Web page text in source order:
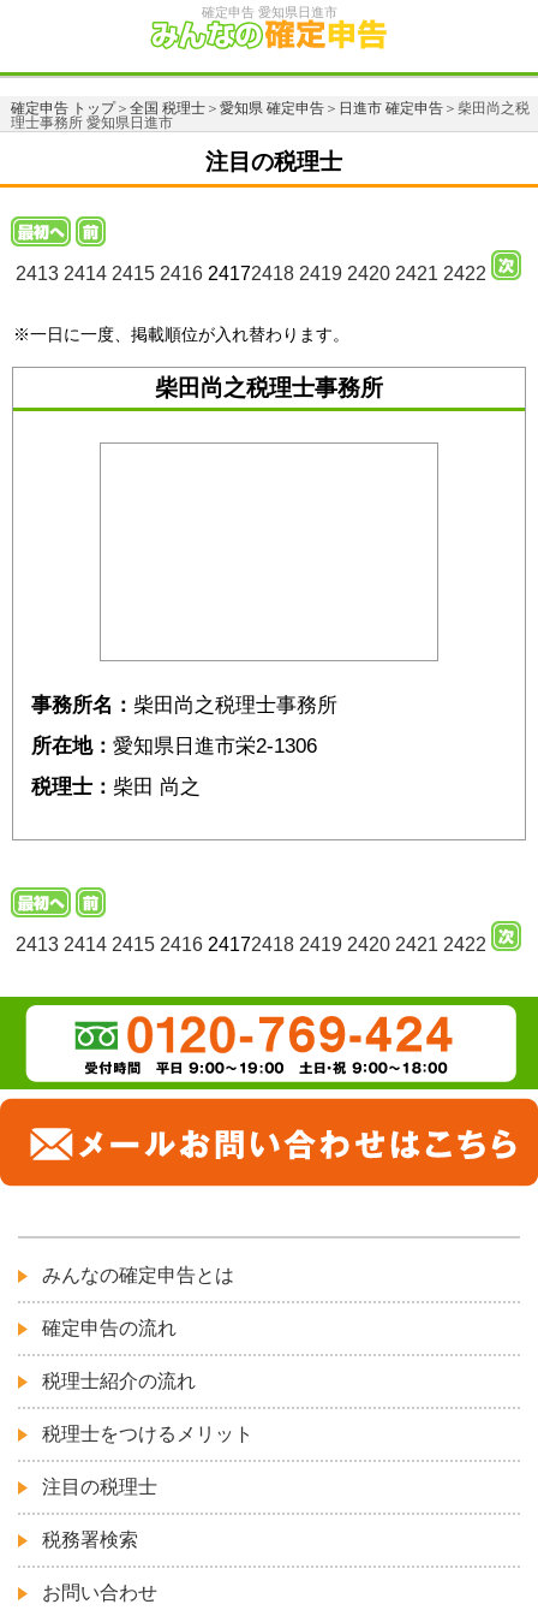
確定申告 愛知県日進市
確定申告 トップ＞ 全国 税理士＞ 愛知県 確定申告＞ 日進市 確定申告＞柴田尚之税
理士事務所 愛知県日進市
注目の税理士
2413 2414 2415 241624172418 2419 2420 2421 2422
※一日に一度、掲載順位が入れ替わります。
柴田尚之税理士事務所
事務所名： 柴田尚之税理士事務所
所在地： 愛知県日進市栄2-1306
税理士： 柴田 尚之
2413 2414 2415 241624172418 2419 2420 2421 2422
みんなの確定申告とは
確定申告の流れ
税理士紹介の流れ
税理士をつけるメリット
注目の税理士
税務署検索
お問い合わせ